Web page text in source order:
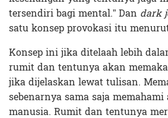
tersendiri bagi mental.” Dan dark
satu konsep provokasi itu
Konsep ini jika ditelaah lebih
rumit dan tentunya akan
jika dijelaskan lewat tulisan.
sebenarnya sama saja
manusia. Rumit dan tentunya